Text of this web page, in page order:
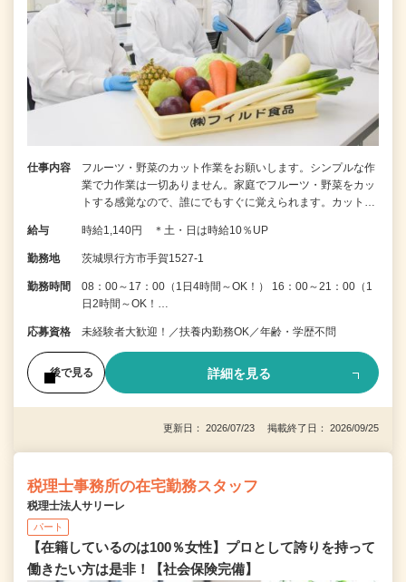
仕事内容
フルーツ・野菜のカット作業をお願いします。シンプルな作
業で力作業は一切ありません。家庭でフルーツ・野菜をカッ
トする感覚なので、誰にでもすぐに覚えられます。カット…
給与 時給1,140円 ＊土・日は時給10％UP
勤務地 茨城県行方市手賀1527-1
勤務時間
08：00～17：00（1日4時間～OK！） 16：00～21：00（1
日2時間～OK！…
応募資格 未経験者大歓迎！／扶養内勤務OK／年齢・学歴不問
後で見る 詳細を見る
更新日： 2026/07/23 掲載終了日： 2026/09/25
税理士事務所の在宅勤務スタッフ
税理士法人サリーレ
パート
【在籍しているのは100％女性】プロとして誇りを持って
働きたい方は是非！【社会保険完備】